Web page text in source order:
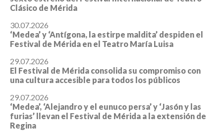
Clásico de Mérida
30.07.2026
‘Medea’ y ‘Antígona, la estirpe maldita’ despiden el
Festival de Mérida en el Teatro María Luisa
29.07.2026
El Festival de Mérida consolida su compromiso con
una cultura accesible para todos los públicos
29.07.2026
‘Medea’, ‘Alejandro y el eunuco persa’ y ‘Jasón y las
furias’ llevan el Festival de Mérida a la extensión de
Regina